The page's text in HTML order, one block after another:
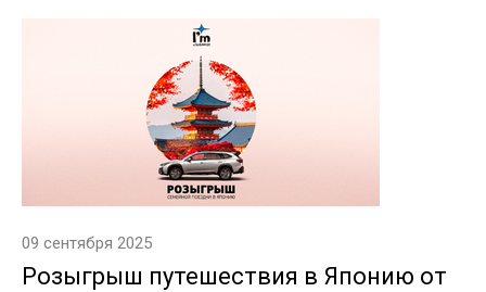
09 сентября 2025
Розыгрыш путешествия в Японию от